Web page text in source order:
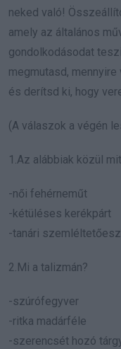
neked való!
amely az általános
gondolkodásodat
megmutasd, mennyire
és derítsd ki, hogy
(A válaszok a végén
1.Az alábbiak közül
-női fehérneműt
-kétüléses kerékpárt
-tanári
2.Mi a talizmán?
-szúrófegyver
-ritka madárféle
-szerencsét hozó